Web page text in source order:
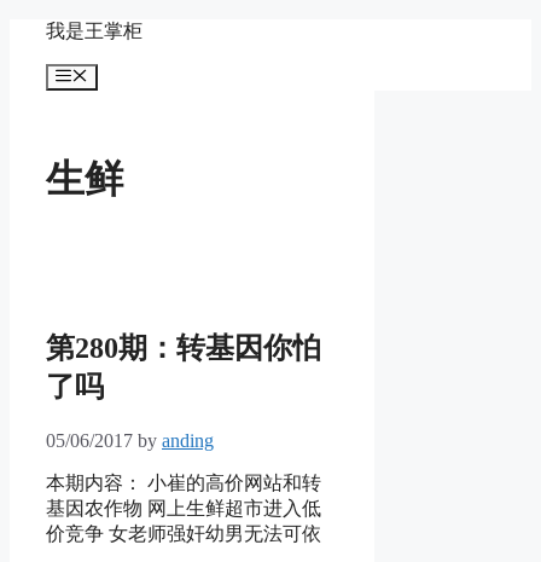
content
我是王掌柜
Menu
生鲜
第280期：转基因你怕
了吗
05/06/2017 by anding
本期内容： 小崔的高价网站和转
基因农作物 网上生鲜超市进入低
价竞争 女老师强奸幼男无法可依